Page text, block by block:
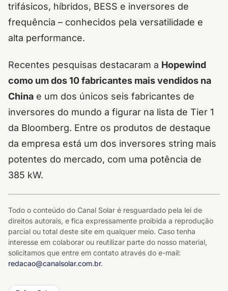
trifásicos, híbridos, BESS e inversores de
frequência – conhecidos pela versatilidade e
alta performance.
Recentes pesquisas destacaram a Hopewind
como um dos 10 fabricantes mais vendidos na
China e um dos únicos seis fabricantes de
inversores do mundo a figurar na lista de Tier 1
da Bloomberg. Entre os produtos de destaque
da empresa está um dos inversores string mais
potentes do mercado, com uma potência de
385 kW.
Todo o conteúdo do Canal Solar é resguardado pela lei de
direitos autorais, e fica expressamente proibida a reprodução
parcial ou total deste site em qualquer meio. Caso tenha
interesse em colaborar ou reutilizar parte do nosso material,
solicitamos que entre em contato através do e-mail:
redacao@canalsolar.com.br.